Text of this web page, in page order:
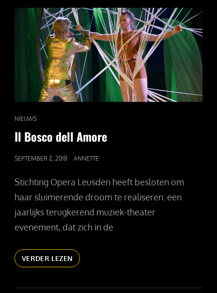
CAT
LINKS
NIEUWS
Il Bosco dell Amore
GEPUBLICEERD
SEPTEMBER 2, 2018 ANNETTE
Stichting Opera Leusden heeft besloten om
haar sluimerende droom te realiseren: een
jaarlijks terugkerend muziek-theater
evenement, dat zich in de
VERDER LEZEN
BOSCO
AMORE